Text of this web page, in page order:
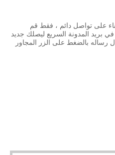
على تواصل دائم ، فقط قم
في بريد المدونة السريع ليصلك جديد
رساله بالضغط على الزر المجاور